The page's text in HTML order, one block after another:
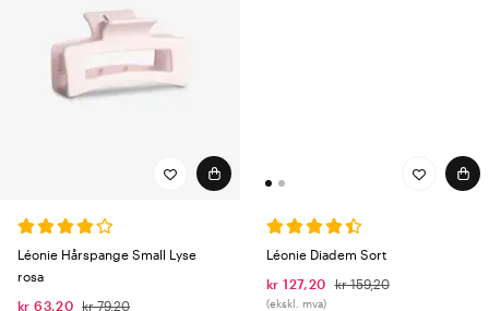
Léonie Hårspange Small Lyse
rosa
kr 63,20 kr 79,20
Léonie Diadem Sort
kr 127,20
kr 159,20
(ekskl. mva)